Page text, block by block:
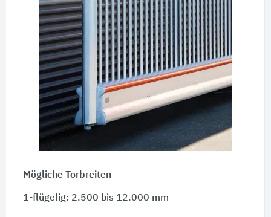
Mögliche Torbreiten
1-flügelig: 2.500 bis 12.000 mm